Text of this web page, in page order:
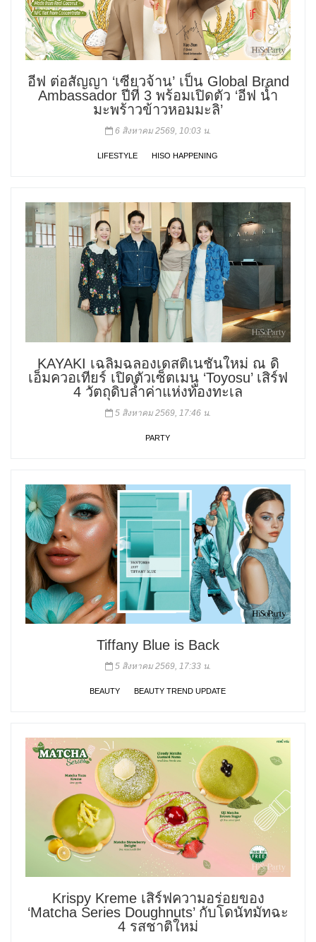
อีฟ ต่อสัญญา ‘เซียวจ้าน’ เป็น Global Brand
Ambassador ปีที่ 3 พร้อมเปิดตัว ‘อีฟ น้ำ
มะพร้าวข้าวหอมมะลิ’
6 สิงหาคม 2569, 10:03 น.
LIFESTYLE HISO HAPPENING
KAYAKI เฉลิมฉลองเดสติเนชันใหม่ ณ ดิ
เอ็มควอเทียร์ เปิดตัวเซ็ตเมนู ‘Toyosu’ เสิร์ฟ
4 วัตถุดิบล้ำค่าแห่งท้องทะเล
5 สิงหาคม 2569, 17:46 น.
PARTY
Tiffany Blue is Back
5 สิงหาคม 2569, 17:33 น.
BEAUTY BEAUTY TREND UPDATE
Krispy Kreme เสิร์ฟความอร่อยของ
‘Matcha Series Doughnuts’ กับโดนัทมัทฉะ
4 รสชาติใหม่